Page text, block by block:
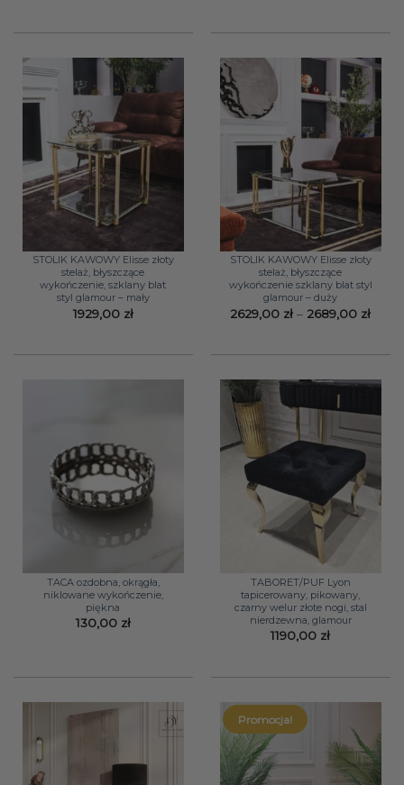
STOLIK KAWOWY Elisse złoty
stelaż, błyszczące
wykończenie, szklany blat
styl glamour – mały
1929,00 zł
STOLIK KAWOWY Elisse złoty
stelaż, błyszczące
wykończenie szklany blat styl
glamour – duży
2629,00 zł – 2689,00 zł
do
TACA ozdobna, okrągła,
niklowane wykończenie,
piękna
130,00 zł
TABORET/PUF Lyon
tapicerowany, pikowany,
czarny welur złote nogi, stal
nierdzewna, glamour
1190,00 zł
Promocja!